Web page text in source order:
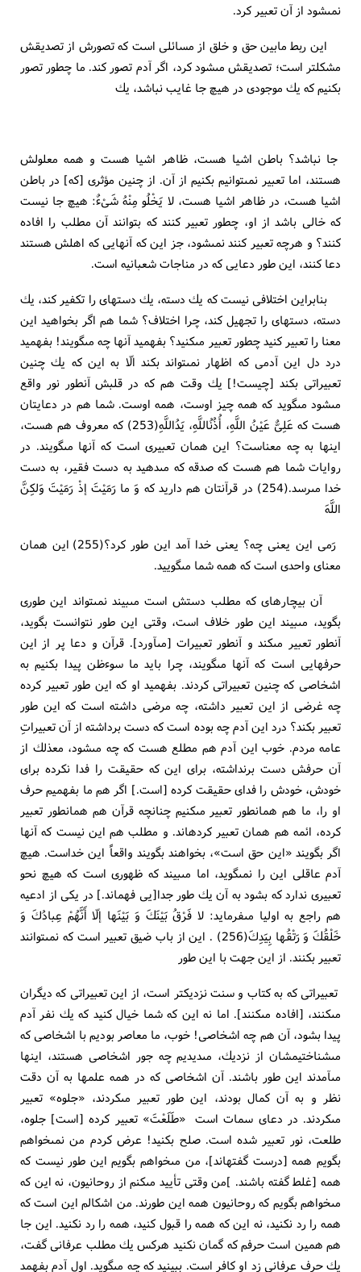
نمى‏شود از آن تعبير كرد.
اين ربط مابين حق و خلق از مسائلى است كه تصورش از تصديقش
مشكلتر است؛ تصديقش مى‏شود كرد، اگر آدم تصور كند. ما چطور تصور
بكنيم كه يك موجودى در هيچ جا غايب نباشد، يك‏
جا نباشد؟ باطن اشيا هست، ظاهر اشيا هست و همه معلولش
هستند، اما تعبير نمى‏توانيم بكنيم از آن. از چنين مؤثرى [كه‏] در باطن
اشيا هست، در ظاهر اشيا هست، لا يَخْلُو مِنْهُ شَىْ‏ءٌ: هيچ جا نيست
كه خالى باشد از او، چطور تعبير كنند كه بتوانند آن مطلب را افاده
كنند؟ و هرچه تعبير كنند نمى‏شود، جز اين كه آنهايى كه اهلش هستند
دعا كنند، اين طور دعايى كه در مناجات شعبانيه است.
بنابراين اختلافى نيست كه يك دسته، يك دسته‏اى را تكفير كند، يك
دسته، دسته‏اى را تجهيل كند، چرا اختلاف؟ شما هم اگر بخواهيد اين
معنا را تعبير كنيد چطور تعبير مى‏كنيد؟ بفهميد آنها چه مى‏گويند! بفهميد
درد دل اين آدمى كه اظهار نمى‏تواند بكند الّا به اين كه يك چنين
تعبيراتى بكند [چيست!] يك وقت هم كه در قلبش آنطور نور واقع
مى‏شود مى‏گويد كه همه چيز اوست، همه اوست. شما هم در دعايتان
هست كه عَلِىٌّ عَيْنُ اللَّهِ، أُذُنُ‏اللَّهِ، يَدُاللَّهِ(253) كه معروف هم هست،
اينها به چه معناست؟ اين همان تعبيرى است كه آنها مى‏گويند. در
روايات شما هم هست كه صدقه كه مى‏دهيد به دست فقير، به دست
خدا مى‏رسد.(254) در قرآنتان هم داريد كه وَ ما رَمَيْتَ إذْ رَمَيْتَ وَلكِنَّ
اللَّهَ
رَمى‏ اين يعنى چه؟ يعنى خدا آمد اين طور كرد؟(255) اين همان
معناى واحدى است كه همه شما مى‏گوييد.
آن بيچاره‏اى كه مطلب دستش است مى‏بيند نمى‏تواند اين طورى
بگويد، مى‏بيند اين طور خلاف است، وقتى اين طور نتوانست بگويد،
آنطور تعبير مى‏كند و آنطور تعبيرات [مى‏آورد]. قرآن و دعا پر از اين
حرفهايى است كه آنها مى‏گويند، چرا بايد ما سوءظن پيدا بكنيم به
اشخاصى كه چنين تعبيراتى كردند. بفهميد او كه اين طور تعبير كرده
چه غرضى از اين تعبير داشته، چه مرضى داشته است كه اين طور
تعبير بكند؟ درد اين آدم چه بوده است كه دست برداشته از آن تعبيراتِ
عامه مردم. خوب اين آدم هم مطلع هست كه چه مى‏شود، مع‏ذلك از
آن حرفش دست برنداشته، براى اين كه حقيقت را فدا نكرده براى
خودش، خودش را فداى حقيقت كرده [است.] اگر هم ما بفهميم حرف
او را، ما هم همان‏طور تعبير مى‏كنيم چنانچه قرآن هم همان‏طور تعبير
كرده، ائمه هم همان تعبير كرده‏اند. و مطلب هم اين نيست كه آنها
اگر بگويند «اين حق است»، بخواهند بگويند واقعاً اين خداست. هيچ
آدم عاقلى اين را نمى‏گويد، اما مى‏بيند كه ظهورى است كه هيچ نحو
تعبيرى ندارد كه بشود به آن يك طور جدا[يى فهماند.] در يكى از ادعيه
هم راجع به اوليا مى‏فرمايد: لا فَرْقُ بَيْنَكَ وَ بَيْنَها إلّا أَنَّهُمْ عِبادُكَ وَ
خَلْقُكَ وَ رَتْقُها بِيَدِكَ(256) . اين از باب ضيق تعبير است كه نمى‏توانند
تعبير بكنند. از اين جهت با اين طور
تعبيراتى كه به كتاب و سنت نزديكتر است، از اين تعبيراتى كه ديگران
مى‏كنند، [افاده مى‏كنند]. اما نه اين كه شما خيال كنيد كه يك نفر آدم
پيدا بشود، آن هم چه اشخاصى! خوب، ما معاصر بوديم با اشخاصى كه
مى‏شناختيمشان از نزديك، مى‏ديديم چه جور اشخاصى هستند، اينها
مى‏آمدند اين طور باشند. آن اشخاصى كه در همه علمها به آن دقت
نظر و به آن كمال بودند، اين طور تعبير مى‏كردند، «جلوه» تعبير
مى‏كردند. در دعاى سمات است «طَلَعْتَ» تعبير كرده [است‏] جلوه،
طلعت، نور تعبير شده است. صلح بكنيد! عرض كردم من نمى‏خواهم
بگويم همه [درست گفته‏اند]، من مى‏خواهم بگويم اين طور نيست كه
همه [غلط گفته باشند. ]من وقتى تأييد مى‏كنم از روحانيون، نه اين كه
مى‏خواهم بگويم كه روحانيون همه اين طورند. من اشكالم اين است كه
همه را رد نكنيد، نه اين كه همه را قبول كنيد، همه را رد نكنيد. اين جا
هم همين است حرفم كه گمان نكنيد هركس يك مطلب عرفانى گفت،
يك حرف عرفانى زد او كافر است. ببينيد كه چه مى‏گويد. اول آدم بفهمد